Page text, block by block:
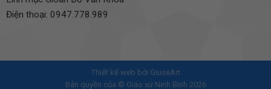
Điện thoại: 0947.778.989
Thiết kế web bởi GiuseArt
Bản quyền của © Giáo xứ Ninh Bình 2026